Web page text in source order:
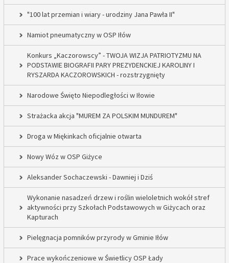
"100 lat przemian i wiary - urodziny Jana Pawła II"
Namiot pneumatyczny w OSP Iłów
Konkurs „Kaczorowscy” - TWOJA WIZJA PATRIOTYZMU NA
PODSTAWIE BIOGRAFII PARY PREZYDENCKIEJ KAROLINY I
RYSZARDA KACZOROWSKICH - rozstrzygnięty
Narodowe Święto Niepodległości w Iłowie
Strażacka akcja "MUREM ZA POLSKIM MUNDUREM"
Droga w Miękinkach oficjalnie otwarta
Nowy Wóz w OSP Giżyce
Aleksander Sochaczewski - Dawniej i Dziś
Wykonanie nasadzeń drzew i roślin wieloletnich wokół stref
aktywności przy Szkołach Podstawowych w Giżycach oraz
Kapturach
Pielęgnacja pomników przyrody w Gminie Iłów
Prace wykończeniowe w Świetlicy OSP Łady